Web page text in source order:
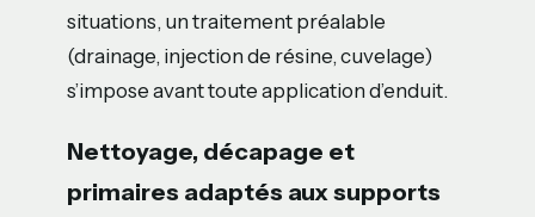
situations, un traitement préalable
(drainage, injection de résine, cuvelage)
s’impose avant toute application d’enduit.
Nettoyage, décapage et
primaires adaptés aux supports